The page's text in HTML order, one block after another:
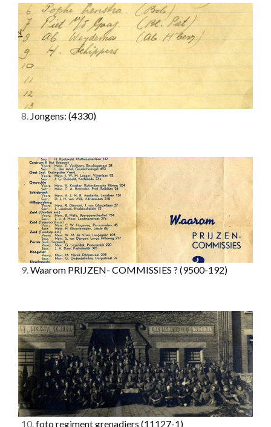
8. Jongens: (4330)
9.Waarom PRIJZEN- COMMISSIES ? (9500-192)
10.foto regiment grenadiers (11127-1)